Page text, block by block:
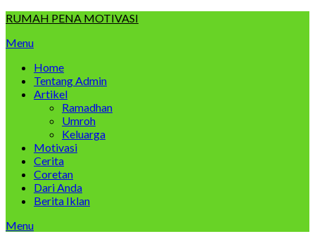
Skip
content
RUMAH PENA MOTIVASI
Menu
Home
Tentang Admin
Artikel
Ramadhan
Umroh
Keluarga
Motivasi
Cerita
Coretan
Dari Anda
Berita Iklan
Menu